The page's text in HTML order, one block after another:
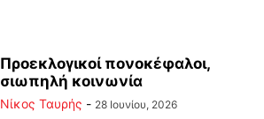
Προεκλογικοί πονοκέφαλοι,
σιωπηλή κοινωνία
Νίκος Ταυρής - 28 Ιουνίου, 2026